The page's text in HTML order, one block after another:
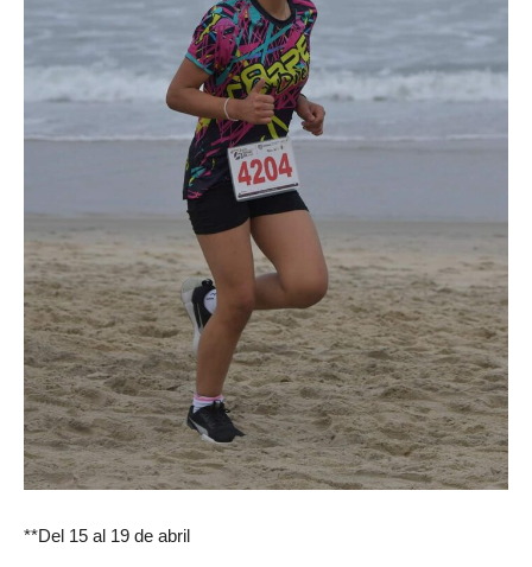
**Del 15 al 19 de abril